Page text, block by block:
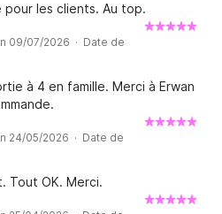
les clients. Au top.
09/07/2026 · Date de
à 4 en famille. Merci à Erwan
24/05/2026 · Date de
Tout OK. Merci.